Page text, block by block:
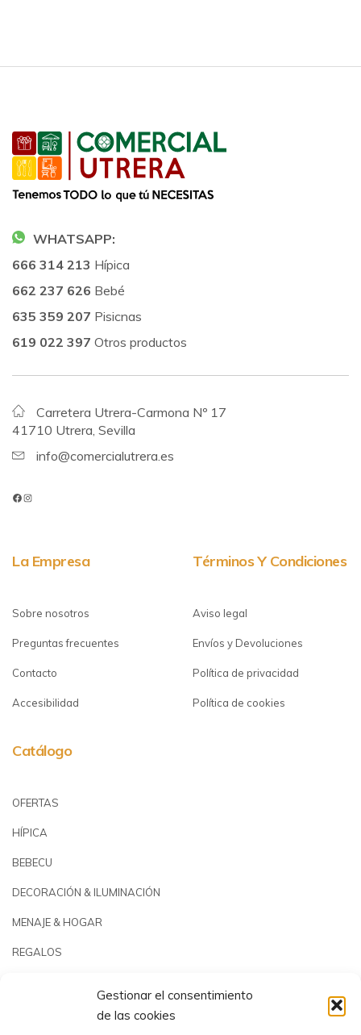
Gestionar el consentimiento
de las cookies
WHATSAPP:
666 314 213 Hípica
662 237 626 Bebé
635 359 207 Pisicnas
619 022 397 Otros productos
Carretera Utrera-Carmona Nº 17
41710 Utrera, Sevilla
info@comercialutrera.es
La Empresa
Sobre nosotros
Preguntas frecuentes
Contacto
Accesibilidad
Términos Y Condiciones
Aviso legal
Envíos y Devoluciones
Política de privacidad
Política de cookies
Catálogo
OFERTAS
HÍPICA
BEBECU
DECORACIÓN & ILUMINACIÓN
MENAJE & HOGAR
REGALOS
PISCINAS & REPUESTOS